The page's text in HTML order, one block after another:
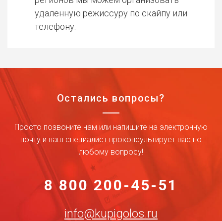
удаленную режиссуру по скайпу или
телефону.
Остались вопросы?
Просто позвоните нам или напишите на электронную
почту и наш специалист проконсультирует вас по
любому вопросу!
8 800 200-45-51
info@kupigolos.ru